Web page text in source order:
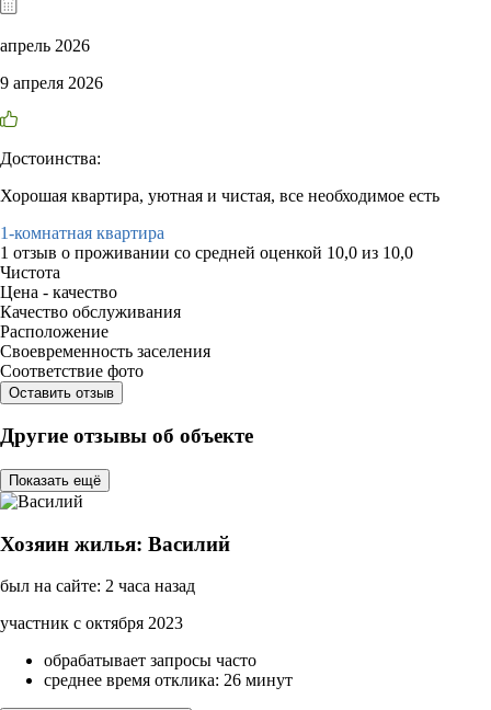
апрель 2026
9 апреля 2026
Достоинства:
Хорошая квартира, уютная и чистая, все необходимое есть
1-комнатная квартира
1 отзыв о проживании со средней оценкой 10,0 из 10,0
Чистота
Цена - качество
Качество обслуживания
Расположение
Своевременность заселения
Соответствие фото
Оставить отзыв
Другие отзывы об объекте
Показать ещё
Хозяин жилья: Василий
был на сайте: 2 часа назад
участник с октября 2023
обрабатывает запросы часто
среднее время отклика: 26 минут